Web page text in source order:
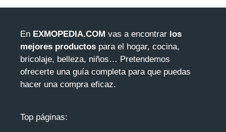
En EXMOPEDIA.COM vas a encontrar los
mejores productos para el hogar, cocina,
bricolaje, belleza, niños… Pretendemos
ofrecerte una guía completa para que puedas
hacer una compra eficaz.
Top páginas: